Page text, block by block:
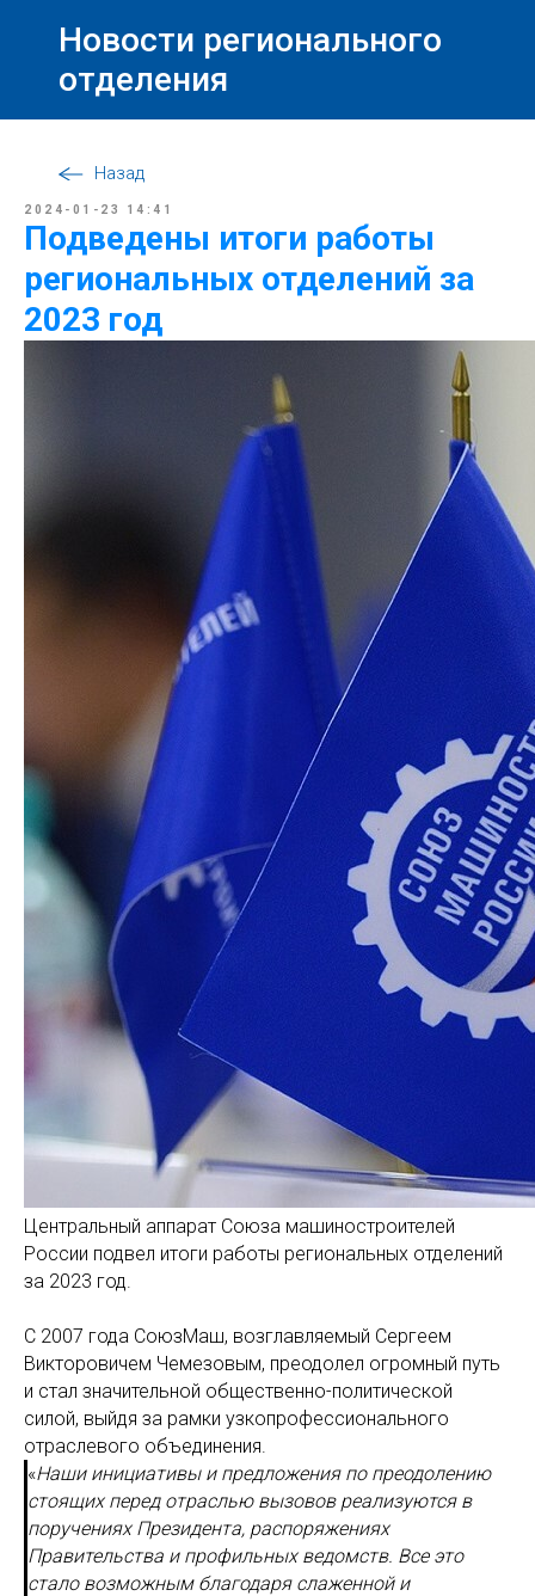
Новости регионального
отделения
Назад
2024-01-23 14:41
Подведены итоги работы
региональных отделений за
2023 год
Центральный аппарат Союза машиностроителей
России подвел итоги работы региональных отделений
за 2023 год.
С 2007 года СоюзМаш, возглавляемый Сергеем
Викторовичем Чемезовым, преодолел огромный путь
и стал значительной общественно-политической
силой, выйдя за рамки узкопрофессионального
отраслевого объединения.
«Наши инициативы и предложения по преодолению
стоящих перед отраслью вызовов реализуются в
поручениях Президента, распоряжениях
Правительства и профильных ведомств. Все это
стало возможным благодаря слаженной и